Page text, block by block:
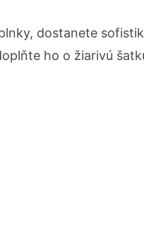
dostanete
ho o žiarivú